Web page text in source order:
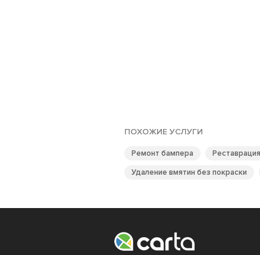
ПОХОЖИЕ УСЛУГИ
Ремонт бампера
Удаление вмятин без покраски